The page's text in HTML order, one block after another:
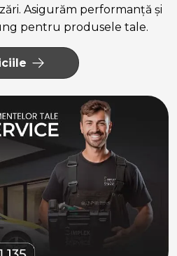
Asigurăm performanță și
pentru produsele tale.